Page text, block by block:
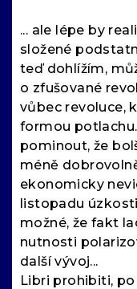
... ale lépe by
složené
teď dohlížím,
o zfušované
vůbec revoluce,
formou
pominout, že
méně
ekonomicky
listopadu
možné, že fakt
nutnosti
další vývoj...
Libri prohibiti,